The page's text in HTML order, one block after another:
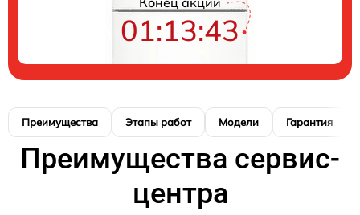
01:13:42
Преимущества Этапы работ Модели Гарантия
Преимущества сервис-
центра